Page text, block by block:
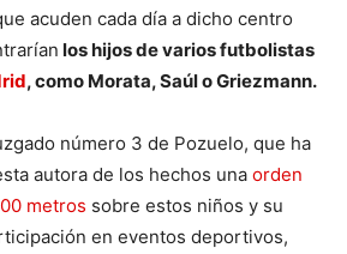
acuden cada día a dicho centro
los hijos de varios futbolistas
, como Morata, Saúl o Griezmann.
número 3 de Pozuelo, que ha
autora de los hechos una orden
metros sobre estos niños y su
en eventos deportivos,